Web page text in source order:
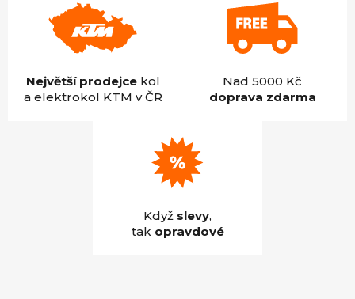
Největší prodejcekol
a elektrokol KTM v ČR
Nad 5000 Kč
doprava zdarma
Když slevy,
tak opravdové